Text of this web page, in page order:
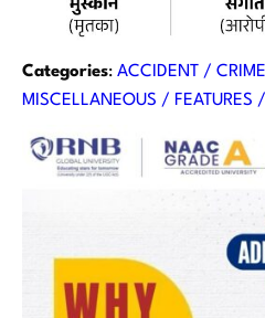
Categories: ACCIDENT /
MISCELLANEOUS / FEATURES